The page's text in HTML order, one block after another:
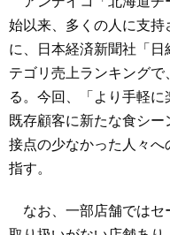
始以来、多くの人に支持
に、日本経済新聞社「
テゴリ売上ランキング
る。今回、「より手軽に
既存顧客に新たな食シ
接点の少なかった人々へ
指す。
なお、一部店舗ではセ